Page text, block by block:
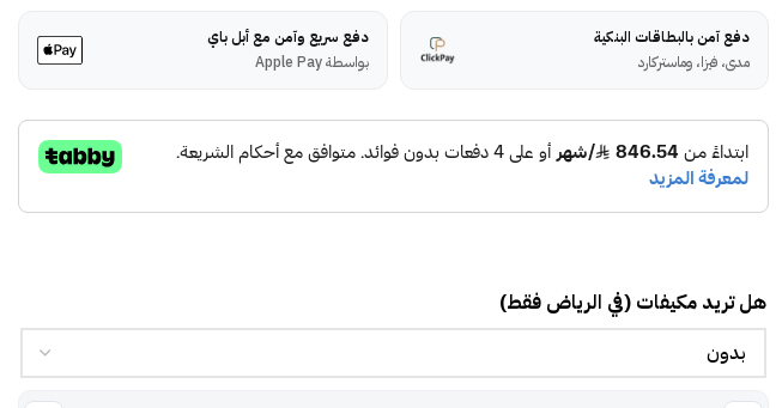
دفع آمن بالبطاقات البنكية
مدى، فيزا، وماستركارد
دفع سريع وآمن مع أبل باي
بواسطة Apple Pay
هل تريد مكيفات (في الرياض فقط)